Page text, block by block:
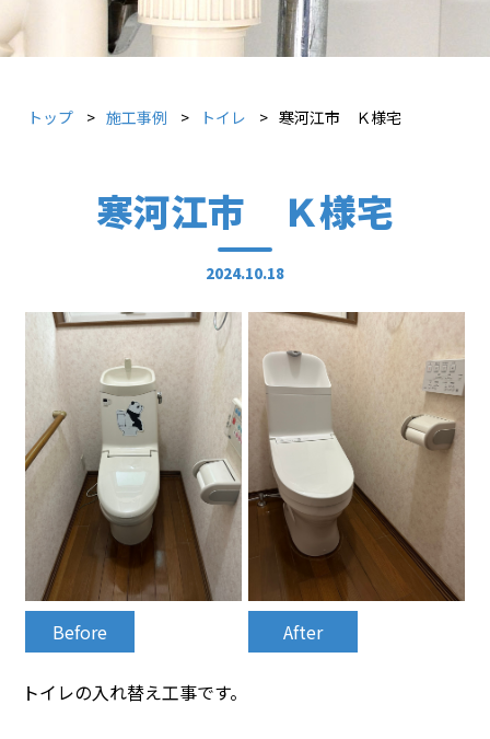
トップ 施工事例 トイレ 寒河江市 Ｋ様宅
寒河江市 Ｋ様宅
2024.10.18
Before After
トイレの入れ替え工事です。